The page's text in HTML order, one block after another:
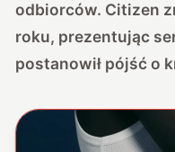
odbiorców. Citizen
roku, prezentując
postanowił pójść o